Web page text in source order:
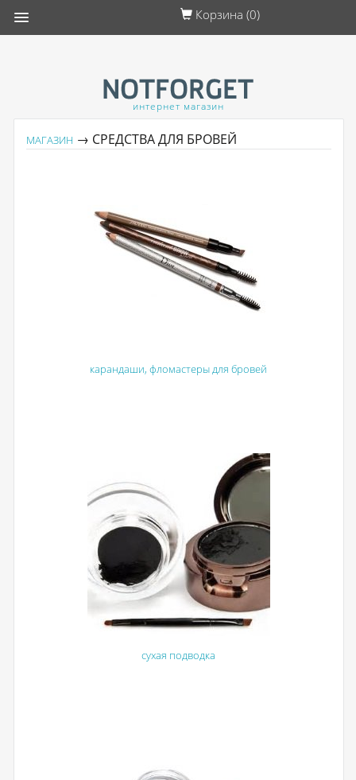
интернет магазин
МАГАЗИН → СРЕДСТВА ДЛЯ БРОВЕЙ
карандаши, фломастеры для бровей
сухая подводка
Корзина (0)